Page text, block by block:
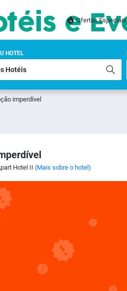
Ofertas Especiais
HOTEL
imperdível
Hotel II (Mais sobre o hotel)